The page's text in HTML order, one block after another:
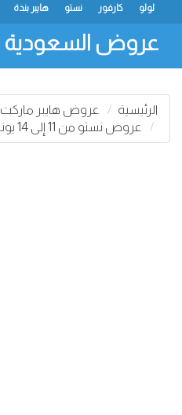
هايبر بندة نستو كارفور لولو
عروض السعودية
الرئيسية عروض هايبر ماركت
عروض نستو من 11 إلى 14 يونيو 2026